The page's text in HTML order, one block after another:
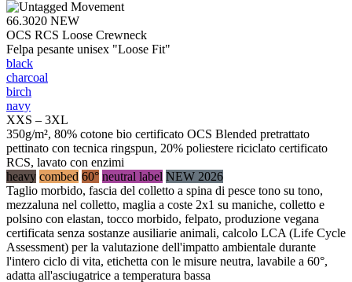
66.3020 NEW
OCS RCS Loose Crewneck
Felpa pesante unisex "Loose Fit"
black
charcoal
birch
navy
XXS – 3XL
350g/m², 80% cotone bio certificato OCS Blended pretrattato
pettinato con tecnica ringspun, 20% poliestere riciclato certificato
RCS, lavato con enzimi
heavy combed 60° neutral label NEW 2026
Taglio morbido, fascia del colletto a spina di pesce tono su tono,
mezzaluna nel colletto, maglia a coste 2x1 su maniche, colletto e
polsino con elastan, tocco morbido, felpato, produzione vegana
certificata senza sostanze ausiliarie animali, calcolo LCA (Life Cycle
Assessment) per la valutazione dell'impatto ambientale durante
l'intero ciclo di vita, etichetta con le misure neutra, lavabile a 60°,
adatta all'asciugatrice a temperatura bassa